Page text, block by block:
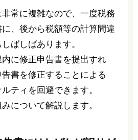
常に複雑なので、一度税務
、後から税額等の計算間違
ばしばあります。
に修正申告書を提出すれ
書を修正することによる
ティを回避できます。
について解説します。